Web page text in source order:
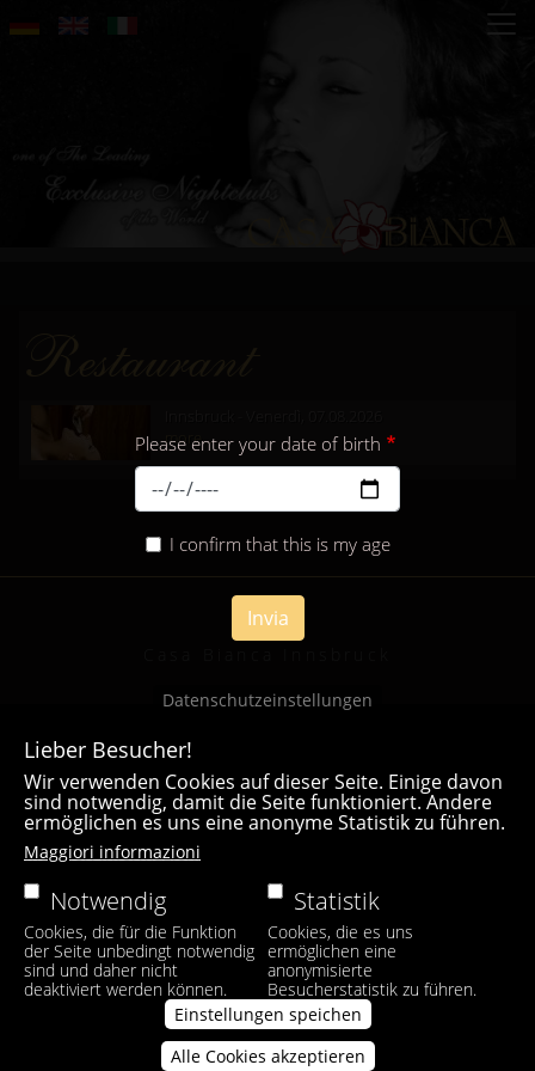
Please enter your date of birth
I confirm that this is my age
Invia
more...
Datenschutzeinstellungen
Lieber Besucher!
Wir verwenden Cookies auf dieser Seite. Einige davon
sind notwendig, damit die Seite funktioniert. Andere
ermöglichen es uns eine anonyme Statistik zu führen.
Maggiori informazioni
Notwendig
Cookies, die für die Funktion
der Seite unbedingt notwendig
sind und daher nicht
deaktiviert werden können.
Statistik
Cookies, die es uns
ermöglichen eine
anonymisierte
Besucherstatistik zu führen.
Einstellungen speichen
Alle Cookies akzeptieren